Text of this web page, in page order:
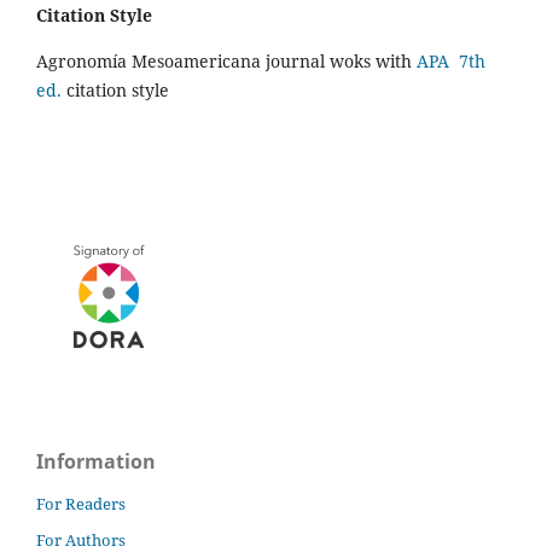
Citation Style
Agronomía Mesoamericana journal woks with APA 7th
ed. citation style
Information
For Readers
For Authors